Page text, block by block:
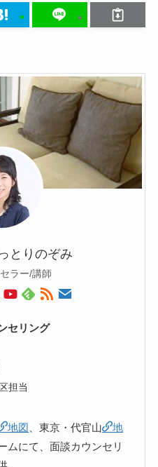
とりのぞみ
ラー/講師
セリング
担当
地図 、東京・代官山
地
ムにて、面談カウンセリ